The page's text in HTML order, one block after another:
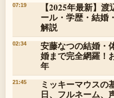
07:19
【2025年最新】
ール・学歴・結婚
解説
02:34
安藤なつの結婚・
婚まで完全網羅！
年
21:45
ミッキーマウスの
日、フルネーム、